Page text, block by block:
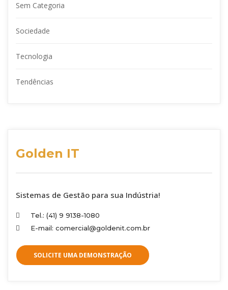
Sem Categoria
Sociedade
Tecnologia
Tendências
Golden IT
Sistemas de Gestão para sua Indústria!
Tel.: (41) 9 9138-1080
E-mail: comercial@goldenit.com.br
SOLICITE UMA DEMONSTRAÇÃO